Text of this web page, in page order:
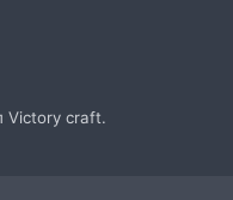
Victory craft.